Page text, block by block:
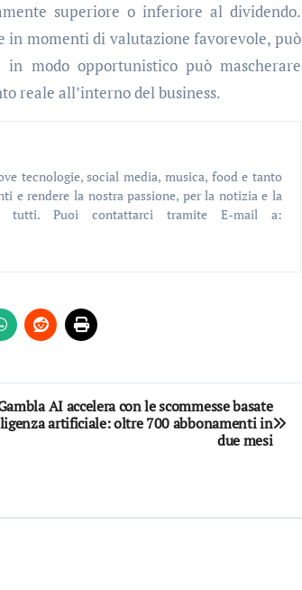
superiore o inferiore al dividendo.
in momenti di valutazione favorevole, può
modo opportunistico può mascherare
reale all’interno del business.
e rendere la nostra passione, per la notizia e la
tutti. Puoi contattarci tramite E-mail a:
AI accelera con le scommesse basate
artificiale: oltre 700 abbonamenti in
due mesi